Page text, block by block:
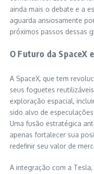
ainda mais o debate e a
aguarda ansiosamente
próximos passos dessas
O Futuro da SpaceX
A SpaceX, que tem
seus foguetes
exploração espacial,
sido alvo de
Uma fusão estratégica
apenas fortalecer sua
redefinir seu valor de
A integração com a